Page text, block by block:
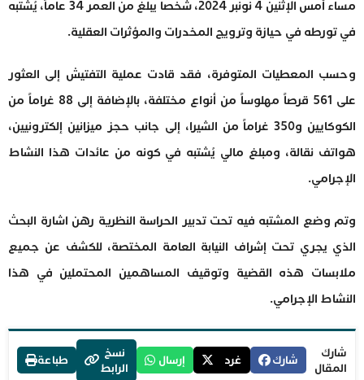
مساء أمس الإثنين 4 نونبر 2024، شخصا يبلغ من العمر 34 عاماً، يُشتبه
في تورطه في حيازة وترويج المخدرات والمؤثرات العقلية.
وحسب المعطيات المتوفرة، فقد قادت عملية التفتيش إلى العثور
على 561 قرصاً مهلوساً من أنواع مختلفة، بالإضافة إلى 88 غراماً من
الكوكايين و350 غراماً من الشيرا، إلى جانب حجز ميزانين إلكترونيين،
هواتف نقالة، ومبلغ مالي يُشتبه في كونه من عائدات هذا النشاط
الإجرامي.
وتم وضع المشتبه فيه تحت تدبير الحراسة النظرية رهن اشارة البحث
الذي يجري تحت إشراف النيابة العامة المختصة، للكشف عن جميع
ملابسات هذه القضية وتوقيف المساهمين المحتملين في هذا
النشاط الإجرامي.
شارك
المقال
شارك غرد إرسال
نسخ
الرابط
طباعة